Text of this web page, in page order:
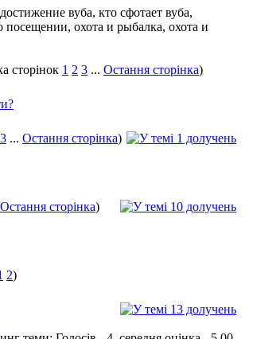
1 2 3 ... Остання сторінка)
3 ... Остання сторінка)
Остання сторінка)
2)